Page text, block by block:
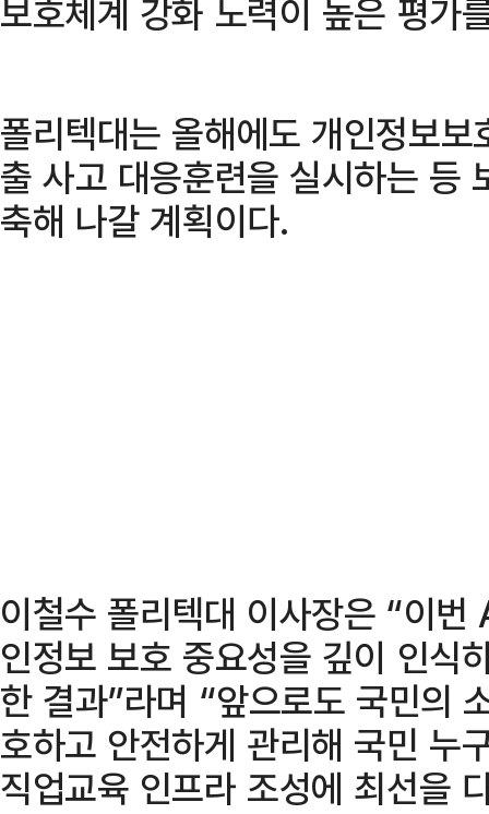
보호체계 강화 노력이 높은 평가
폴리텍대는 올해에도 개인정보
출 사고 대응훈련을 실시하는 등
축해 나갈 계획이다.
이철수 폴리텍대 이사장은 “이
인정보 보호 중요성을 깊이 인식
한 결과”라며 “앞으로도 국민의
호하고 안전하게 관리해 국민 누
직업교육 인프라 조성에 최선을